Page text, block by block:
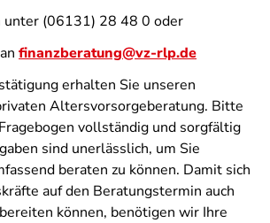
unter (06131) 28 48 0 oder
finanzberatung@vz-rlp.de
erhalten Sie unseren
Altersvorsorgeberatung. Bitte
vollständig und sorgfältig
sind unerlässlich, um Sie
beraten zu können. Damit sich
auf den Beratungstermin auch
können, benötigen wir Ihre